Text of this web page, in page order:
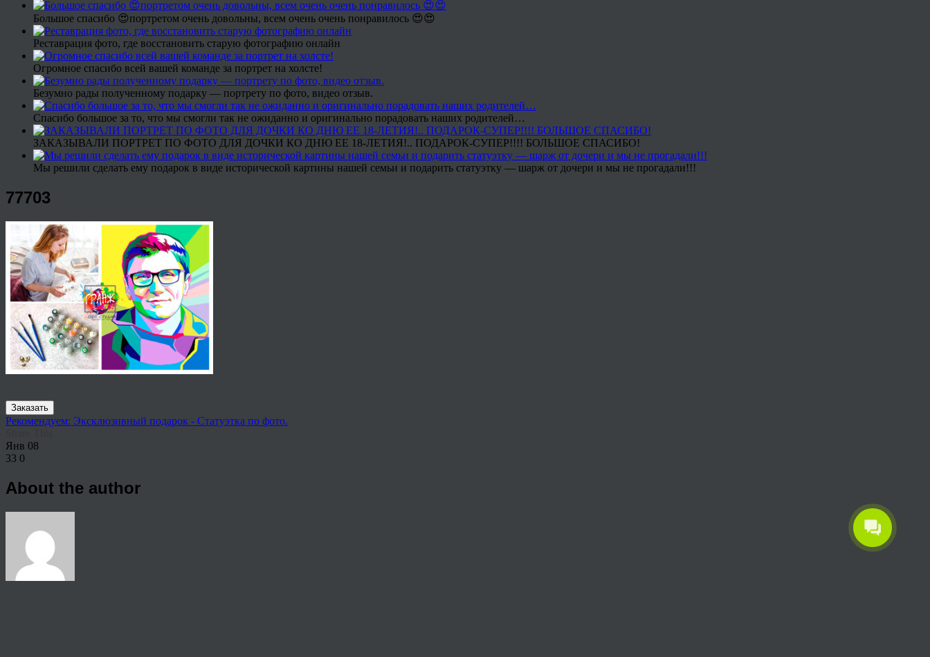
Большое спасибо 😍портретом очень довольны, всем очень очень понравилось 😍😍
Реставрация фото, где восстановить старую фотографию онлайн
Огромное спасибо всей вашей команде за портрет на холсте!
Безумно рады полученному подарку — портрету по фото, видео отзыв.
Спасибо большое за то, что мы смогли так не ожиданно и оригинально порадовать наших родителей…
ЗАКАЗЫВАЛИ ПОРТРЕТ ПО ФОТО ДЛЯ ДОЧКИ КО ДНЮ ЕЕ 18-ЛЕТИЯ!.. ПОДАРОК-СУПЕР!!!! БОЛЬШОЕ СПАСИБО!
Мы решили сделать ему подарок в виде исторической картины нашей семьи и подарить статуэтку — шарж от дочери и мы не прогадали!!!
77703
Заказать
Рекомендуем: Эксклюзивный подарок - Статуэтка по фото.
Янв 08
33 0
About the author